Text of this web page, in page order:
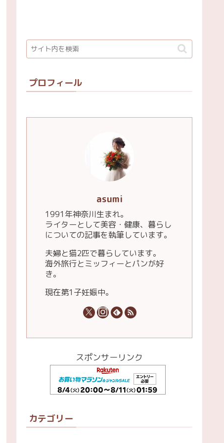
プロフィール
asumi
1991年神奈川生まれ。
ライターとして美容・健康、暮らし
についての記事を執筆しています。
夫婦と猫2匹で暮らしています。
海外旅行とミッフィーとパンが好
き。
現在第1子妊娠中。
スポンサーリンク
カテゴリー